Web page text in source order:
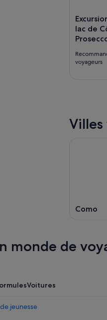
lac de
voyageurs
Como
monde de
Voitures
jeunesse